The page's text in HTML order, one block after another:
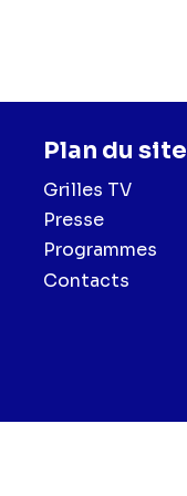
Plan du site
Grilles TV
Presse
Programmes
Contacts